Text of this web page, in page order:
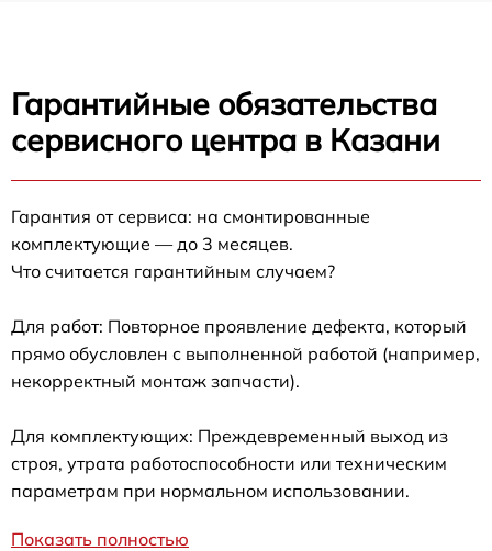
Гарантийные обязательства
сервисного центра в Казани
Гарантия от сервиса: на смонтированные
комплектующие — до 3 месяцев.
Что считается гарантийным случаем?
Для работ: Повторное проявление дефекта, который
прямо обусловлен с выполненной работой (например,
некорректный монтаж запчасти).
Для комплектующих: Преждевременный выход из
строя, утрата работоспособности или техническим
параметрам при нормальном использовании.
Показать полностью